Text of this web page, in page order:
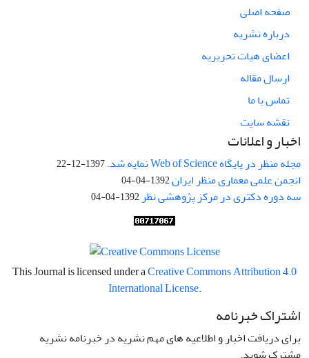
صفحه اصلی
درباره نشریه
اعضای هیات تحریریه
ارسال مقاله
تماس با ما
نقشه سایت
اخبار و اعلانات
مجله منظر در پایگاه Web of Science نمایه شد. 1397-12-22
انجمن علمی معماری منظر ایران1392-04-04
سه دوره دکتری در مرکز پژوهشی نظر 1392-04-04
This Journal is licensed under aCreative Commons Attribution 4.0
International License.
اشتراک خبرنامه
برای دریافت اخبار و اطلاعیه های مهم نشریه در خبرنامه نشریه